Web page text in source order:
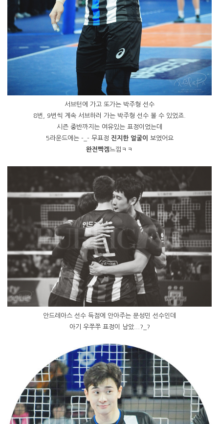
서브턴에 가고 또가는 박주형 선수
8번, 9번씩 계속 서브하러 가는 박주형 선수 볼 수 있었죠.
시즌 중반까지는 여유있는 표정이었는데
5라운드에는 -_- 무표정 진지한 얼굴이
보였어요
완전빡겜느낌ㅋㅋ
안드레아스 선수 득점에 안아주는 문성민 선수인데
아기 우쭈쭈 표정이 남았...?_?